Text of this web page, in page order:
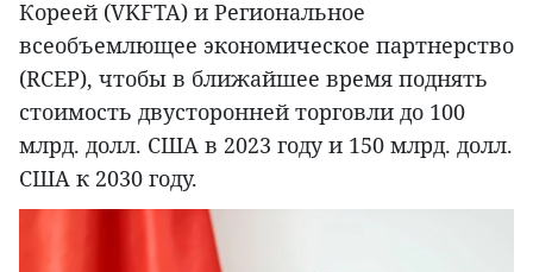
Кореей (VKFTA) и Региональное
всеобъемлющее экономическое партнерство
(RCEP), чтобы в ближайшее время поднять
стоимость двусторонней торговли до 100
млрд. долл. США в 2023 году и 150 млрд. долл.
США к 2030 году.